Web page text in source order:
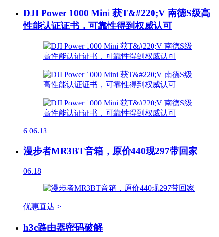
DJI Power 1000 Mini 获T&#220;V 南德S级高
性能认证证书，可靠性得到权威认可
6 06.18
漫步者MR3BT音箱，原价440现297带回家
06.18
优惠直达 >
h3c路由器密码破解